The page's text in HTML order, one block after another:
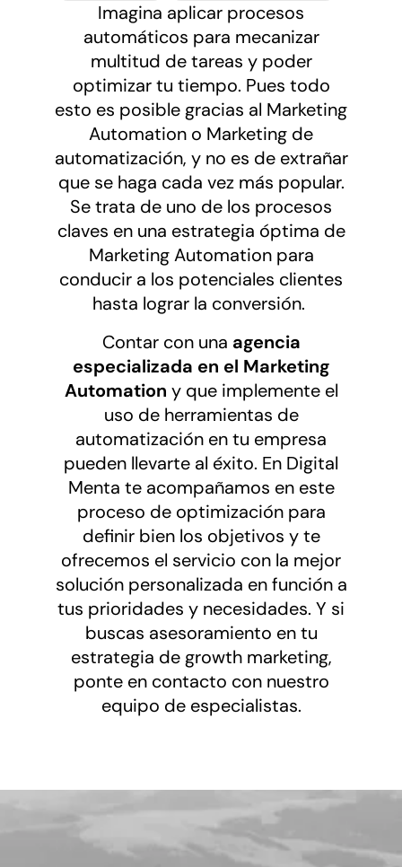
Imagina aplicar procesos
automáticos para mecanizar
multitud de tareas y poder
optimizar tu tiempo. Pues todo
esto es posible gracias al Marketing
Automation o Marketing de
automatización, y no es de extrañar
que se haga cada vez más popular.
Se trata de uno de los procesos
claves en una estrategia óptima de
Marketing Automation para
conducir a los potenciales clientes
hasta lograr la conversión.
Contar con una agencia
especializada en el Marketing
Automation y que implemente el
uso de herramientas de
automatización en tu empresa
pueden llevarte al éxito. En Digital
Menta te acompañamos en este
proceso de optimización para
definir bien los objetivos y te
ofrecemos el servicio con la mejor
solución personalizada en función a
tus prioridades y necesidades. Y si
buscas asesoramiento en tu
estrategia de growth marketing,
ponte en contacto con nuestro
equipo de especialistas.